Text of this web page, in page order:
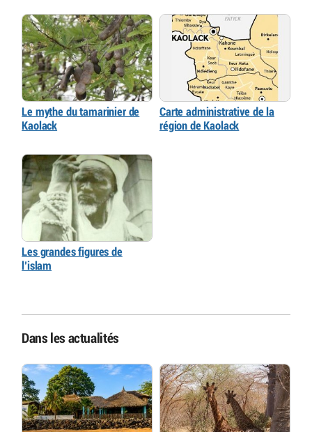
Le mythe du tamarinier de
Kaolack
Carte administrative de la
région de Kaolack
Les grandes figures de
l’islam
Dans les actualités